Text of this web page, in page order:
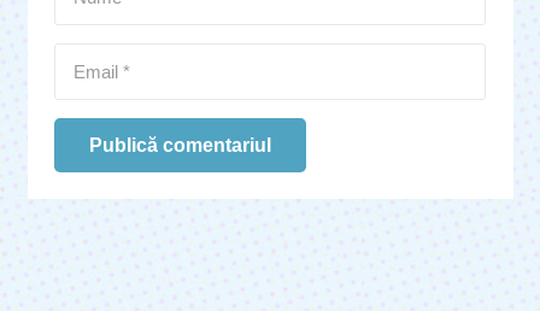
Publică comentariul